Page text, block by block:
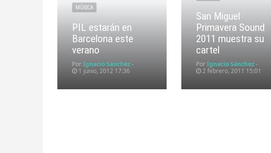
MÚSICA
PIL estarán en
Barcelona este
verano
PorIgnacio Sánchez-
1 junio, 2012 17:36
San Miguel
Primavera Sound
2011 muestra su
cartel
PorIgnacio Sánchez-
2 febrero, 2011 15:01